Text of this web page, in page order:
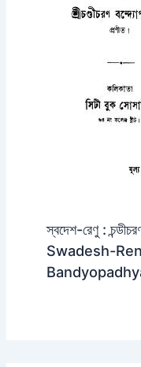
স্বদেশ-রেণু :
Swadesh-